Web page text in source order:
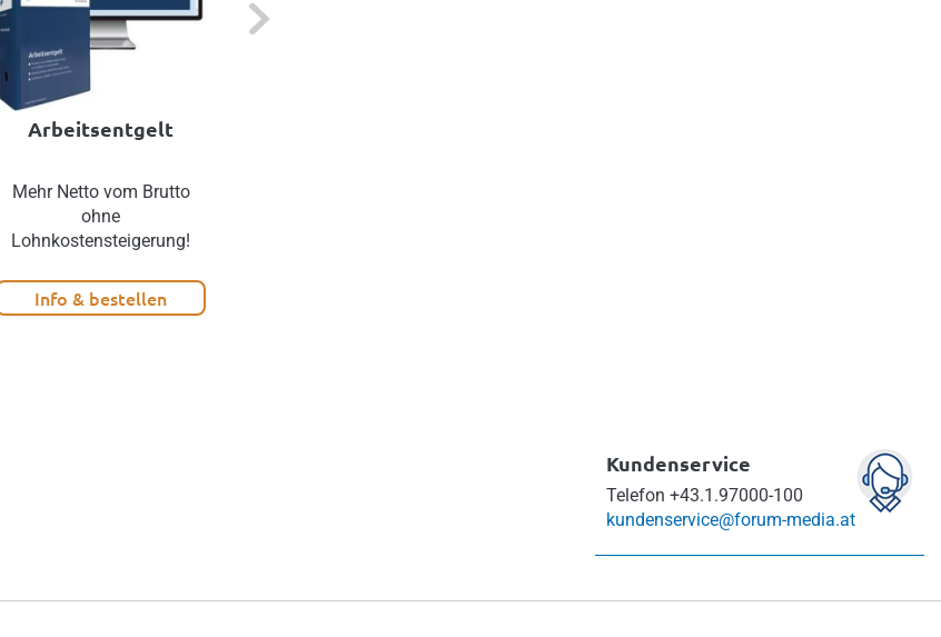
Arbeitsentgelt
Mehr Netto vom Brutto
ohne
Lohnkostensteigerung!
Info & bestellen
Kundenservice
Telefon +43.1.97000-100
kundenservice@forum-media.at